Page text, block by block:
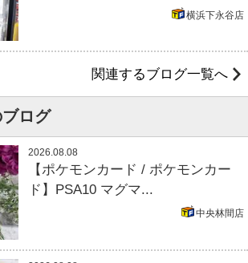
横浜下永谷店
関連するブログ一覧へ
ログ
2026.08.08
【ポケモンカード / ポケモンカー
ド】PSA10 マグマ...
中央林間店